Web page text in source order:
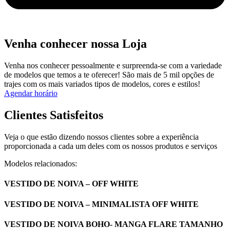
Venha conhecer nossa Loja
Venha nos conhecer pessoalmente e surpreenda-se com a variedade
de modelos que temos a te oferecer! São mais de 5 mil opções de
trajes com os mais variados tipos de modelos, cores e estilos!
Agendar horário
Clientes Satisfeitos
Veja o que estão dizendo nossos clientes sobre a experiência
proporcionada a cada um deles com os nossos produtos e serviços
Modelos relacionados:
VESTIDO DE NOIVA – OFF WHITE
VESTIDO DE NOIVA – MINIMALISTA OFF WHITE
VESTIDO DE NOIVA BOHO- MANGA FLARE TAMANHO